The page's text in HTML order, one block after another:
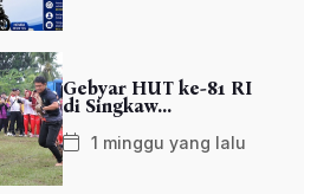
Gebyar HUT ke-81 RI
di Singkaw...
1 minggu yang lalu